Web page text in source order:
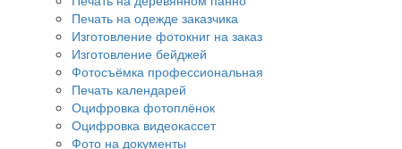
Печать на одежде заказчика
Изготовление фотокниг на заказ
Изготовление бейджей
Фотосъёмка профессиональная
Печать календарей
Оцифровка фотоплёнок
Оцифровка видеокассет
Фото на документы